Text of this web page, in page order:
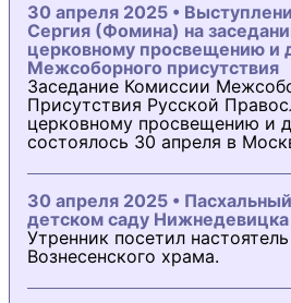
30 апреля 2025 •
Сергия (Фомина) на
церковному просвещению и
Межсоборного присутствия
Заседание Комиссии
Присутствия Русской
церковному просвещению и
состоялось 30 апреля в
30 апреля 2025 •
детском саду Нижнедевицка
Утренник посетил
Вознесенского храма.